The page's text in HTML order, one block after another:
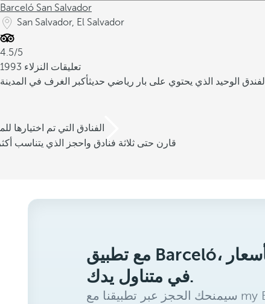
Barceló San Salvador
San Salvador, El Salvador
4.5/5
1993 تعليقات النزلاء
الفندق الوحيد الذي يحتوي على بار رياضي حديثأكبر الغرف في المدينة
/3 الفنادق التي تم اختيارها
قارن حتى ثلاثة فنادق واحجز الذي يتناسب
مع تطبيق Barceló، ستحصل على أفضل الأسعار
في متناول يدك.
سيمنحك الحجز عبر تطبيقنا مع my Barceló Benefits خصمًا إضافيًا